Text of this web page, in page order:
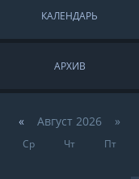
КАЛЕНДАРЬ
АРХИВ
«Август 2026 »
Ср Чт Пт